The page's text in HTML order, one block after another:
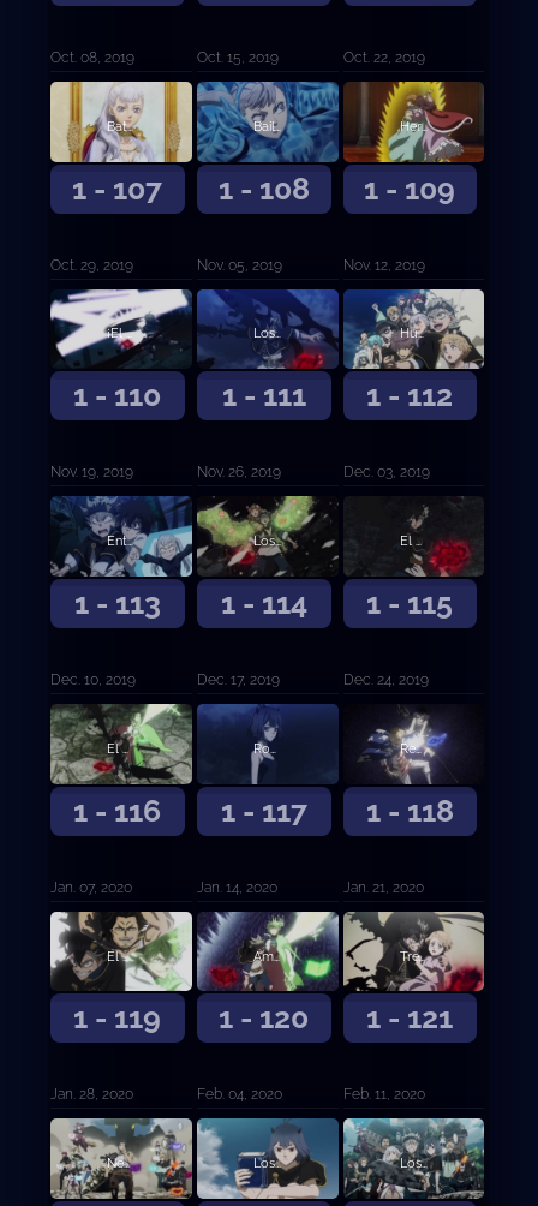
Oct. 08, 2019 Oct. 15, 2019 Oct. 22, 2019
1 - 107
Batalla final en el Castillo Trébol
Oct. 29, 2019
1 - 108
Bailarina del campo de batalla
Nov. 05, 2019
1 - 109
Hermanos de magia espacial
Nov. 12, 2019
1 - 110
¡El Toro Negro Embravecido se une a la batalla!
Nov. 19, 2019
1 - 111
Los ojos del espejo
Nov. 26, 2019
1 - 112
Humanos en quienes confiar
Dec. 03, 2019
1 - 113
Entrando al Palacio de las Sombras
Dec. 10, 2019
1 - 114
Los invasores finales
Dec. 17, 2019
1 - 115
El cerebro
Dec. 24, 2019
1 - 116
El peor enemigo natural
Jan. 07, 2020
1 - 117
Rompiendo el sello
Jan. 14, 2020
1 - 118
Reencuentro a través del tiempo
Jan. 21, 2020
1 - 119
El ataque final
Jan. 28, 2020
1 - 120
Amanecer
Feb. 04, 2020
1 - 121
Tres problemas
Feb. 11, 2020
Negro absoluto Los recuerdos de Nero y... (Primera parte) Los recuerdos de Nero y… (Segunda parte)